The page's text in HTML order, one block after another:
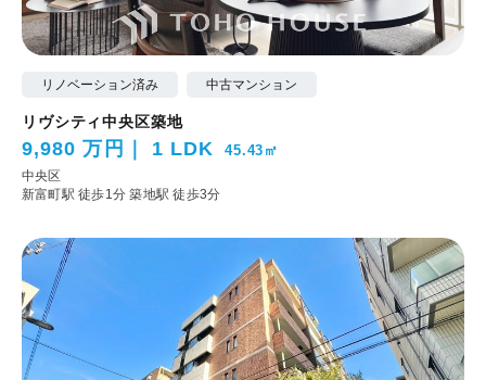
リノベーション済み 中古マンション
リヴシティ中央区築地
9,980 万円 1 LDK 45.43㎡
中央区
新富町駅 徒歩1分築地駅 徒歩3分